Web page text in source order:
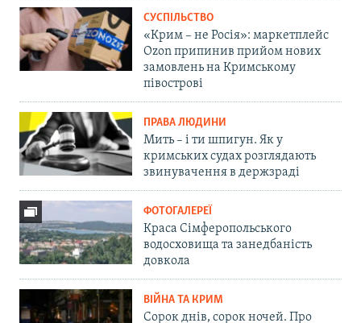
СУСПІЛЬСТВО
«Крим – не Росія»: маркетплейс
Ozon припинив прийом нових
замовлень на Кримському
півострові
ПРАВА ЛЮДИНИ
Мить – і ти шпигун. Як у
кримських судах розглядають
звинувачення в держзраді
ФОТОГАЛЕРЕЇ
Краса Сімферопольського
водосховища та занедбаність
довкола
ВІЙНА ТА КРИМ
Сорок днів, сорок ночей. Про